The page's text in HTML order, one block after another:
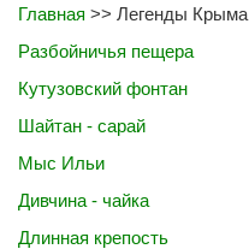
Главная >> Легенды Крыма
Разбойничья пещера
Кутузовский фонтан
Шайтан - сарай
Мыс Ильи
Дивчина - чайка
Длинная крепость